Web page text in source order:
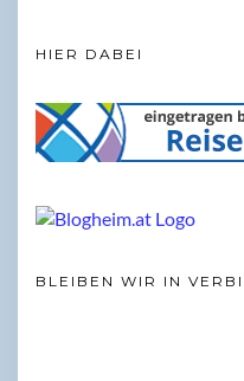
HIER DABEI
BLEIBEN WIR IN